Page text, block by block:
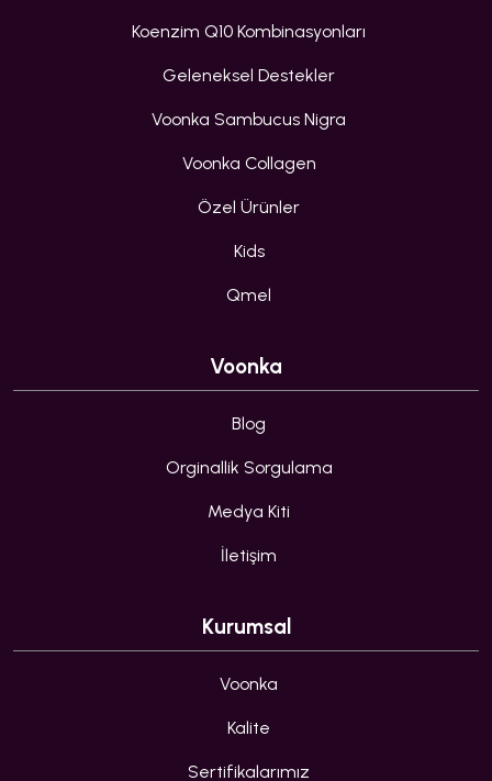
Koenzim Q10 Kombinasyonları
Geleneksel Destekler
Voonka Sambucus Nigra
Voonka Collagen
Özel Ürünler
Kids
Qmel
Voonka
Blog
Orginallik Sorgulama
Medya Kiti
İletişim
Kurumsal
Voonka
Kalite
Sertifikalarımız